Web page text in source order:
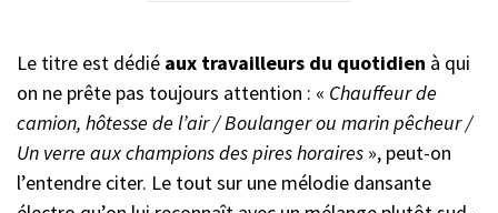
Le titre est dédié aux travailleurs du quotidien à qui
on ne prête pas toujours attention : « Chauffeur de
camion, hôtesse de l’air / Boulanger ou marin pêcheur /
Un verre aux champions des pires horaires », peut-on
l’entendre citer. Le tout sur une mélodie dansante